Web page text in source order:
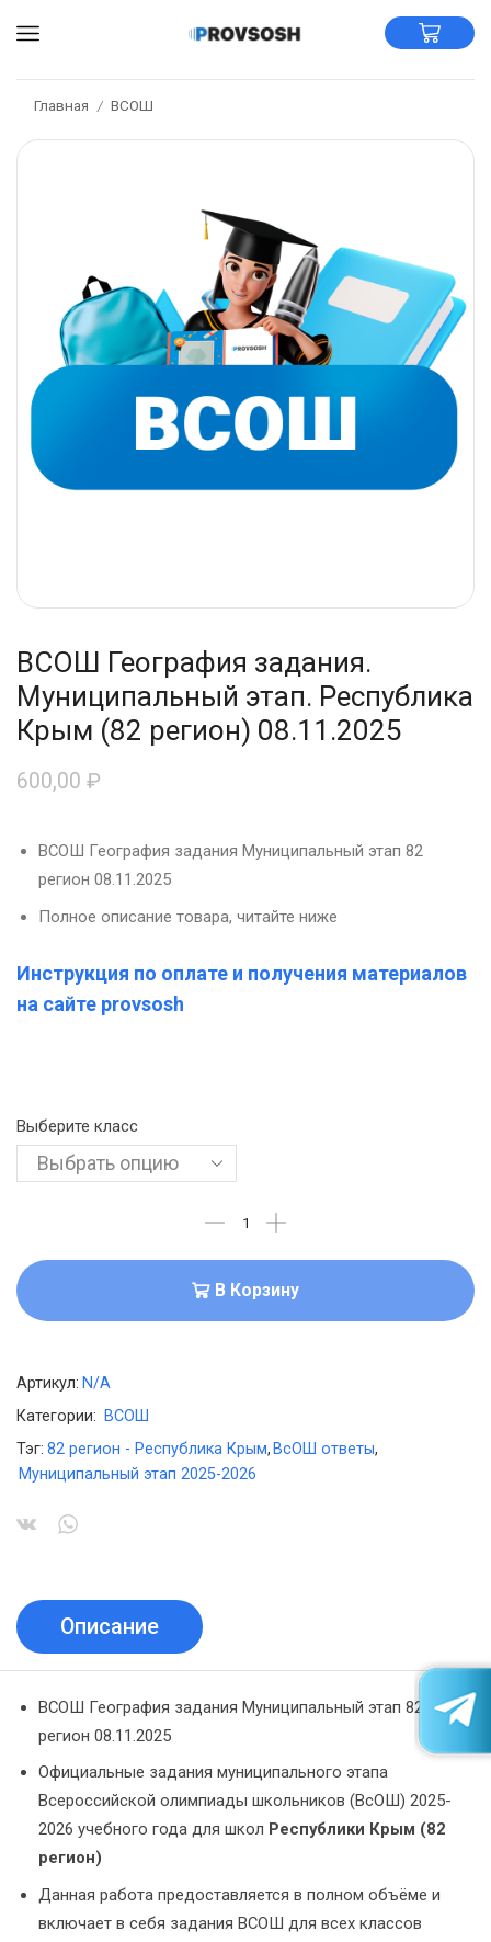
Главная / ВСОШ
ВСОШ География задания.
Муниципальный этап. Республика
Крым (82 регион) 08.11.2025
600,00 ₽
ВСОШ География задания Муниципальный этап 82
регион 08.11.2025
Полное описание товара, читайте ниже
Инструкция по оплате и получения материалов
на сайте provsosh
Выберите класс
В Корзину
Артикул: N/A
Категории: ВСОШ
Тэг: 82 регион - Республика Крым, ВсОШ ответы,
Муниципальный этап 2025-2026
Описание
ВСОШ География задания Муниципальный этап 82
регион 08.11.2025
Официальные задания муниципального этапа
Всероссийской олимпиады школьников (ВсОШ) 2025-
2026 учебного года для школ Республики Крым (82
регион)
Данная работа предоставляется в полном объёме и
включает в себя задания ВСОШ для всех классов